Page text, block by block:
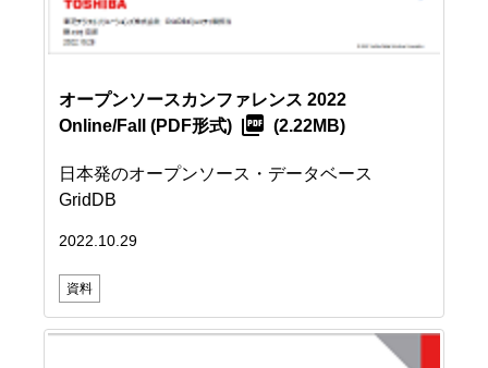
オープンソースカンファレンス 2022
Online/Fall
(PDF形式) (2.22MB)
日本発のオープンソース・データベース
GridDB
2022.10.29
資料